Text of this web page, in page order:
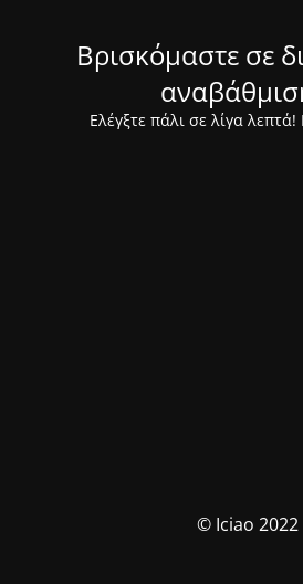
Βρισκόμαστε σε
Ελέγξτε πάλι σε λίγα
© Iciao 2022